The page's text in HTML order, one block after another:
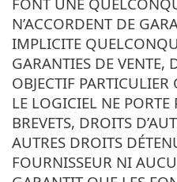
N’ACCORDENT DE
IMPLICITE
GARANTIES DE VENTE,
OBJECTIF
LE LOGICIEL NE PORTE
BREVETS, DROITS
AUTRES DROITS
FOURNISSEUR NI